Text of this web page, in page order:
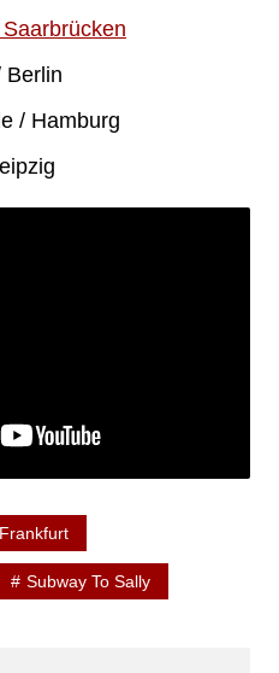
Berlin
/ Hamburg
Subway To Sally